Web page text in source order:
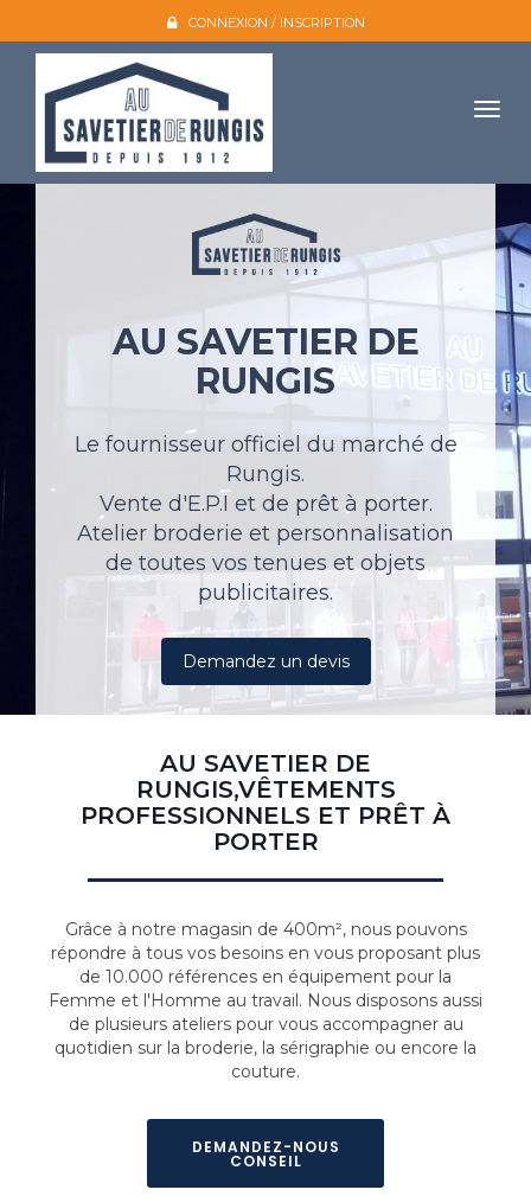
CONNEXION / INSCRIPTION
L'entreprise
Nos produits
Galerie photo
Atelier broderie
Catalogues
Mon compte
Devis et contact
AU SAVETIER DE
RUNGIS
Le fournisseur officiel du marché de
Rungis.
Vente d'E.P.I et de prêt à porter.
Atelier broderie et personnalisation
de toutes vos tenues et objets
publicitaires.
Demandez un devis
AU SAVETIER DE
RUNGIS,VÊTEMENTS
PROFESSIONNELS ET PRÊT À
PORTER
Grâce à notre magasin de 400m², nous pouvons
répondre à tous vos besoins en vous proposant plus
de 10.000 références en équipement pour la
Femme et l'Homme au travail. Nous disposons aussi
de plusieurs ateliers pour vous accompagner au
quotidien sur la broderie, la sérigraphie ou encore la
couture.
DEMANDEZ-NOUS
CONSEIL